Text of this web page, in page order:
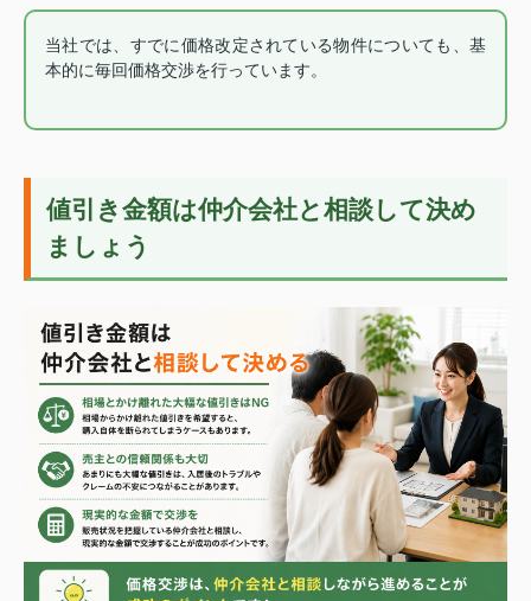
当社では、すでに価格改定されている物件についても、基
本的に毎回価格交渉を行っています。
値引き金額は仲介会社と相談して決め
ましょう